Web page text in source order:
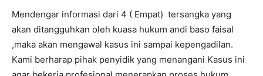
Mendengar informasi dari 4 ( Empat) tersangka yang
akan ditangguhkan oleh kuasa hukum andi baso faisal
,maka akan mengawal kasus ini sampai kepengadilan.
Kami berharap pihak penyidik yang menangani Kasus ini